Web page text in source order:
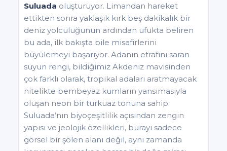
Suluada oluşturuyor. Limandan hareket
ettikten sonra yaklaşık kırk beş dakikalık bir
deniz yolculuğunun ardından ufukta beliren
bu ada, ilk bakışta bile misafirlerini
büyülemeyi başarıyor. Adanın etrafını saran
suyun rengi, bildiğimiz Akdeniz mavisinden
çok farklı olarak, tropikal adaları aratmayacak
nitelikte bembeyaz kumların yansımasıyla
oluşan neon bir turkuaz tonuna sahip.
Suluada’nın biyoçeşitlilik açısından zengin
yapısı ve jeolojik özellikleri, burayı sadece
görsel bir şölen alanı değil, aynı zamanda